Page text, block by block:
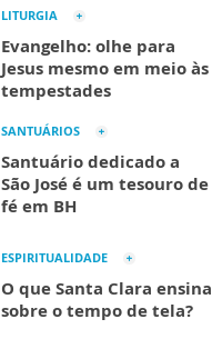
LITURGIA
Evangelho: olhe para
Jesus mesmo em meio às
tempestades
SANTUÁRIOS
Santuário dedicado a
São José é um tesouro de
fé em BH
ESPIRITUALIDADE
O que Santa Clara ensina
sobre o tempo de tela?